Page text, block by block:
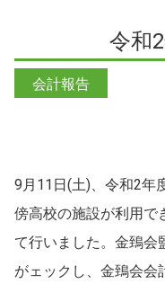
令和
会計報告
9月11日(土)、令和2年
傍高校の施設が利用で
て行いました。金鵄
がェックし、金鵄会会